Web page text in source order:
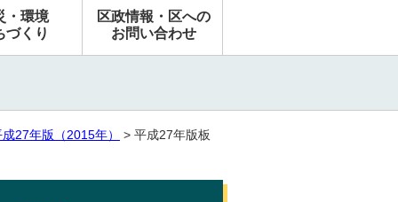
・環境
づくり
区政情報・区への
お問い合わせ
27年版（2015年）
> 平成27年版板